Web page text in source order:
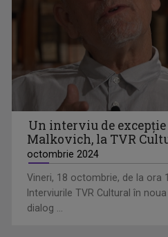
DIALOGURI ACADEMICE
Din aprilie 2023, TVR Cultural le
Un interviu de
Malkovich, la TVR
octombrie 2024
Vineri, 18 octombrie, de la ora
Interviurile TVR Cultural în
dialog ...